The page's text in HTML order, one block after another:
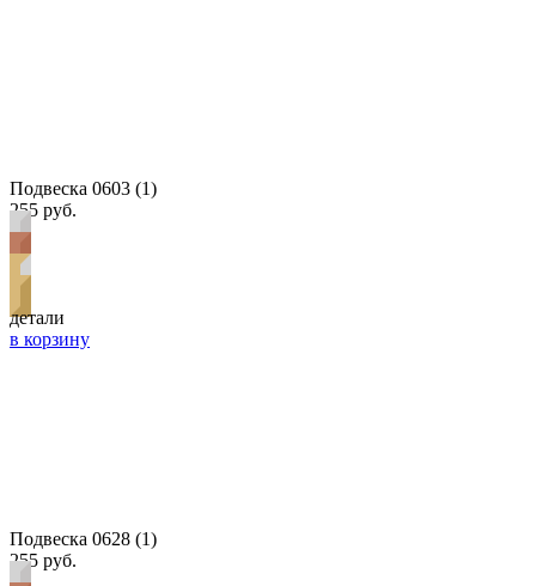
Подвеска 0603 (1)
255 руб.
детали
в корзину
Подвеска 0628 (1)
255 руб.